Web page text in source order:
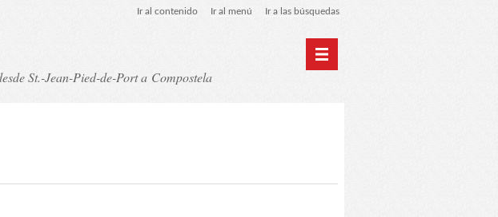
Ir al contenido Ir al menú Ir a las búsquedas
St.-Jean-Pied-de-Port a Compostela